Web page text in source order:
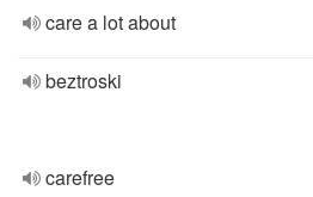
care a lot about
beztroski
carefree